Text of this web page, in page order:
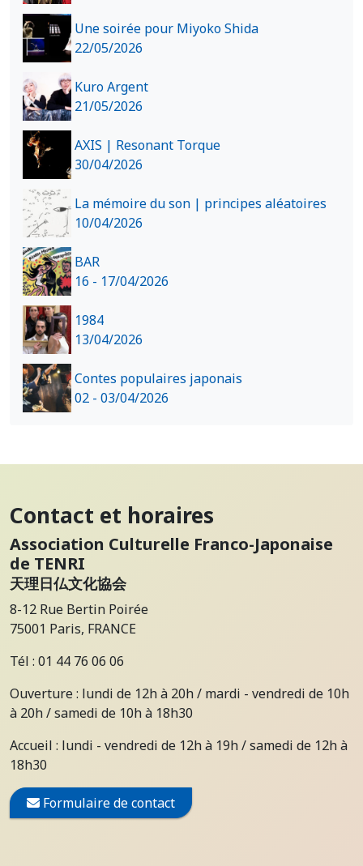
Une soirée pour Miyoko Shida
22/05/2026
Kuro Argent
21/05/2026
AXIS | Resonant Torque
30/04/2026
La mémoire du son | principes aléatoires
10/04/2026
BAR
16 - 17/04/2026
1984
13/04/2026
Contes populaires japonais
02 - 03/04/2026
Contact et horaires
Association Culturelle Franco-Japonaise
de TENRI
天理日仏文化協会
8-12 Rue Bertin Poirée
75001 Paris, FRANCE
Tél : 01 44 76 06 06
Ouverture : lundi de 12h à 20h / mardi - vendredi de 10h
à 20h / samedi de 10h à 18h30
Accueil : lundi - vendredi de 12h à 19h / samedi de 12h à
18h30
Formulaire de contact